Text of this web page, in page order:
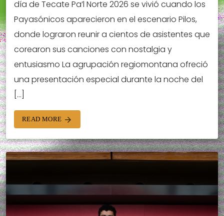
día de Tecate Pa’l Norte 2026 se vivió cuando los
Payasónicos aparecieron en el escenario Pilos,
donde lograron reunir a cientos de asistentes que
corearon sus canciones con nostalgia y
entusiasmo La agrupación regiomontana ofreció
una presentación especial durante la noche del
[…]
READ MORE arrow_forward